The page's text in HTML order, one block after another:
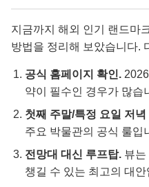
지금까지 해외 인기 랜드마
방법을 정리해 보았습니다.
공식 홈페이지 확인.
약이 필수인 경우가 많습
첫째 주말/특정 요일 저녁
주요 박물관의 공식 룰입
전망대 대신 루프탑. 뷰는
챙길 수 있는 최고의 대안